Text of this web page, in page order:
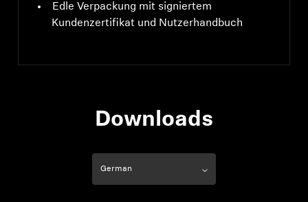
Edle Verpackung mit signiertem
Kundenzertifikat und Nutzerhandbuch
Downloads